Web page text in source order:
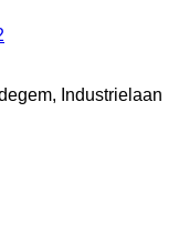
Industrielaan